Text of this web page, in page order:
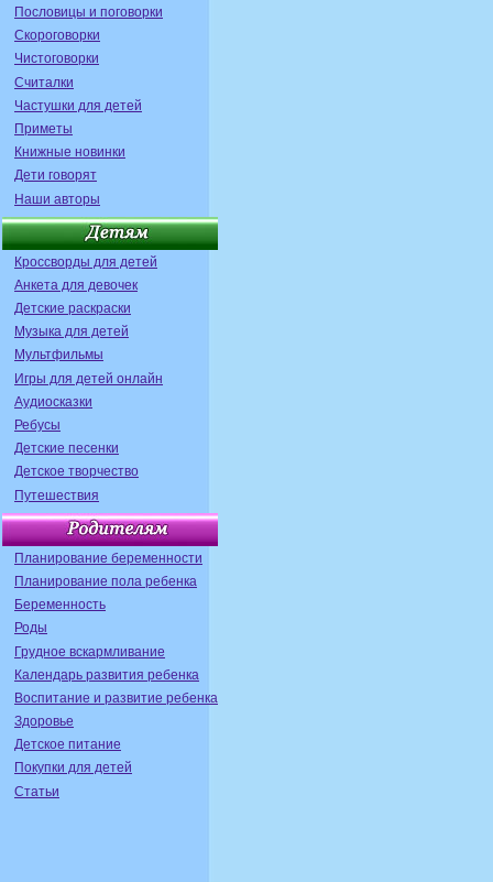
Пословицы и поговорки
Скороговорки
Чистоговорки
Считалки
Частушки для детей
Приметы
Книжные новинки
Дети говорят
Наши авторы
Кроссворды для детей
Анкета для девочек
Детские раскраски
Музыка для детей
Мультфильмы
Игры для детей онлайн
Аудиосказки
Ребусы
Детские песенки
Детское творчество
Путешествия
Планирование беременности
Планирование пола ребенка
Беременность
Роды
Грудное вскармливание
Календарь развития ребенка
Воспитание и развитие ребенка
Здоровье
Детское питание
Покупки для детей
Статьи